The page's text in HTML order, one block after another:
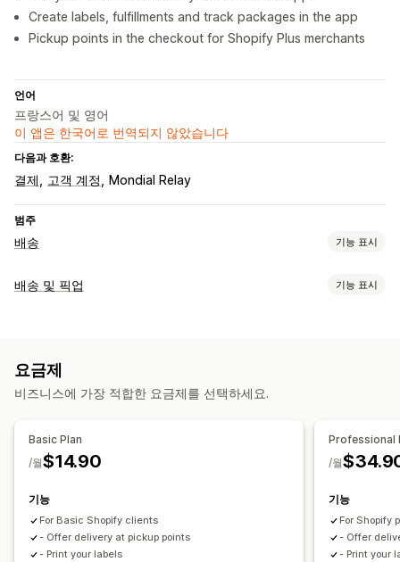
Create labels, fulfillments and track packages in the app
Pickup points in the checkout for Shopify Plus merchants
언어
프랑스어 및 영어
이 앱은 한국어로 번역되지 않았습니다
다음과 호환:
결제 고객 계정 Mondial Relay
범주
배송 기능 표시
레이블 및 패키지
배송 관리
실시간 추적
주문 업데이트
배송 및 픽업 기능 표시
실시간 추적
요금제
비즈니스에 가장 적합한 요금제를 선택하세요.
Basic Plan
$14.90
/월
기능
For Basic Shopify clients
- Offer delivery at pickup points
- Print your labels
Professional
/월
기능
For Shopify
- Offer
- Print your